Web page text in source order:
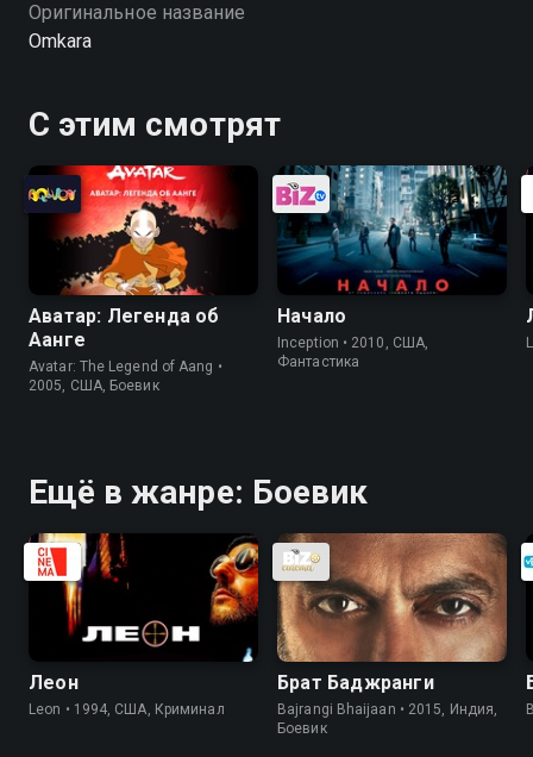
Оригинальное название
Omkara
С этим смотрят
Аватар: Легенда об
Аанге
Avatar: The Legend of Aang •
2005, США, Боевик
Начало
Inception • 2010, США,
Фантастика
Ещё в жанре: Боевик
Леон
Leon • 1994, США, Криминал
Брат Баджранги
Bajrangi Bhaijaan • 2015, Индия,
Боевик